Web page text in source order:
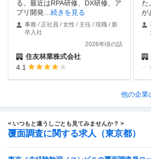
る。最近はRPA研修、DX研修、ア
プリ開発
続きを見る
事務 / 正社員 / 女性 / 主任 / 現職 / 新
卒入社
2026年頃の話
住友林業株式会社
4.1
た
が
--
他の企業
< いつもと違うしごとも見てみませんか？ >
覆面調査に関する求人（東京都）